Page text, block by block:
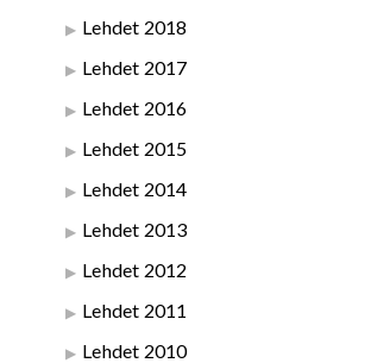
Lehdet 2018
Lehdet 2017
Lehdet 2016
Lehdet 2015
Lehdet 2014
Lehdet 2013
Lehdet 2012
Lehdet 2011
Lehdet 2010